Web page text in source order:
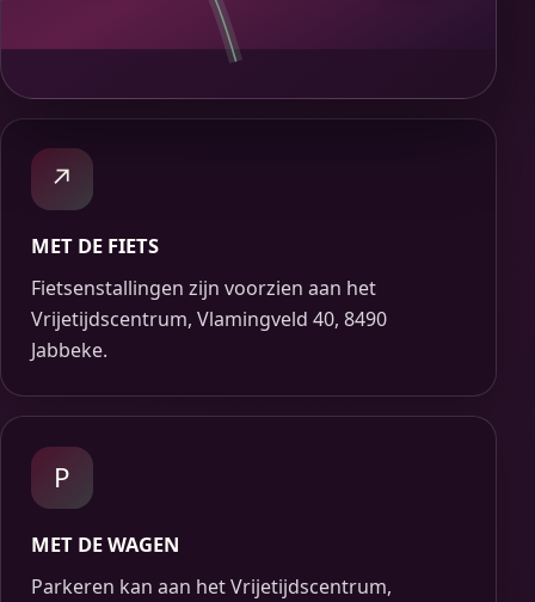
↗
MET DE FIETS
Fietsenstallingen zijn voorzien aan het
Vrijetijdscentrum, Vlamingveld 40, 8490
Jabbeke.
P
MET DE WAGEN
Parkeren kan aan het Vrijetijdscentrum,